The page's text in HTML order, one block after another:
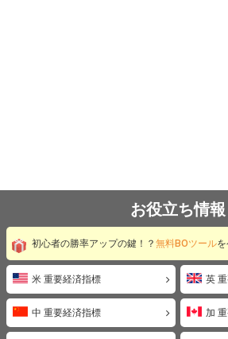
お役立ち情報
初心者の勝率アップの鍵！？ 無料BOツール
米 重要経済指標 英
中 重要経済指標 加